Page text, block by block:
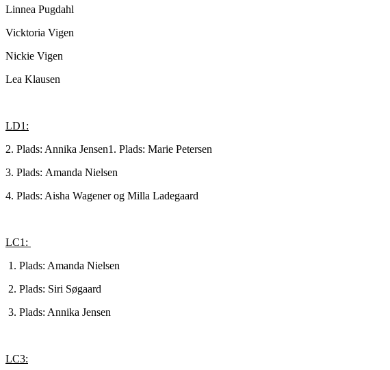
Linnea Pugdahl
Vicktoria Vigen
Nickie Vigen
Lea Klausen
LD1:
2. Plads: Annika Jensen1. Plads: Marie Petersen
3. Plads: Amanda Nielsen
4. Plads: Aisha Wagener og Milla Ladegaard
LC1:
1. Plads: Amanda Nielsen
2. Plads: Siri Søgaard
3. Plads: Annika Jensen
LC3: